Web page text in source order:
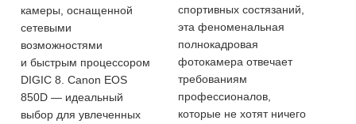
камеры, оснащенной
сетевыми
возможностями
и быстрым процессором
DIGIC 8. Canon EOS
850D — идеальный
выбор для увлеченных
спортивных состязаний,
эта феноменальная
полнокадровая
фотокамера отвечает
требованиям
профессионалов,
которые не хотят ничего